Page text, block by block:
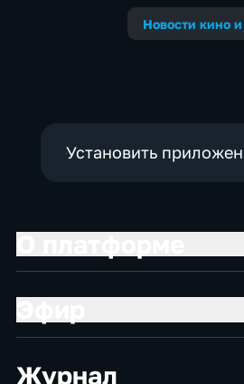
Новости кино
Установить
Журнал